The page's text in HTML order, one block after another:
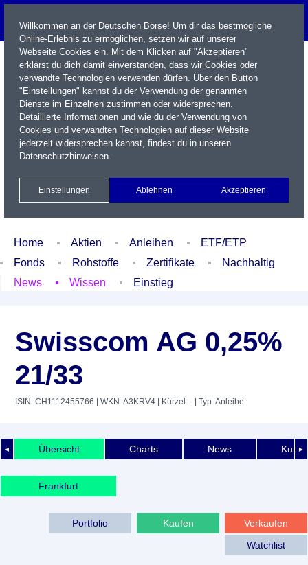
Name / WKN / ISIN / Kürzel
Xetra Realtime
Watchlist Portfolio Login
Home Aktien Anleihen
ETF/ETP
Fonds
Rohstoffe Zertifikate
Nachhaltig
News
Wissen Einstieg
Swisscom AG 0,25%
21/33
ISIN: CH1112455766 | WKN: A3KRV4 | Kürzel: - | Typ: Anleihe
◄ ►
Übersicht Charts News
Frankfurt
Verkaufen
Kaufen
Portfolio
Watchlist
Willkommen an der Deutschen Börse! Um dir das bestmögliche
Online-Erlebnis zu ermöglichen, setzen wir auf unserer
Webseite Cookies ein. Mit dem Klicken auf "Akzeptieren"
erklärst du dich damit einverstanden, dass wir Cookies oder
verwandte Technologien verwenden dürfen. Über den Button
"Einstellungen" kannst du der Verwendung der genannten
Dienste im Einzelnen zustimmen oder widersprechen.
Detaillierte Informationen und wie du der Verwendung von
Cookies und verwandten Technologien auf dieser Website
jederzeit widersprechen kannst, findest du in unseren
Datenschutzhinweisen.
Einstellungen Ablehnen Akzeptieren